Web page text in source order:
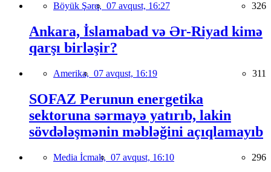
Böyük Şərq, 07 avqust, 16:27 326
Ankara, İslamabad və Ər-Riyad kimə
qarşı birləşir?
Amerika, 07 avqust, 16:19 311
SOFAZ Perunun energetika
sektoruna sərmayə yatırıb, lakin
sövdələşmənin məbləğini açıqlamayıb
Media İcmalı, 07 avqust, 16:10 296